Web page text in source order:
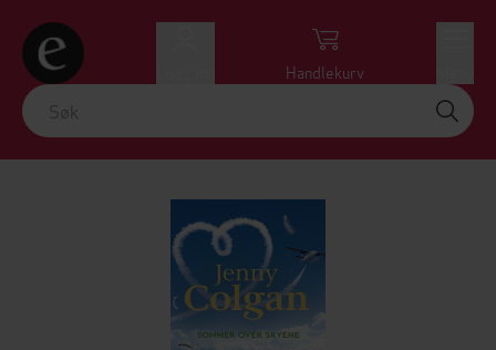
Handlekurv